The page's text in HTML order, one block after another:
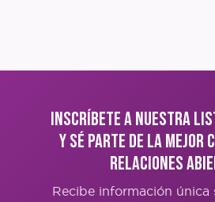
Inscríbete a nuestra
y sé parte de la mejor
Relaciones
Recibe información única